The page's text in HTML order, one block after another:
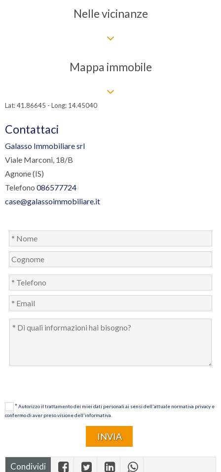
Nelle vicinanze
Mappa immobile
Lat: 41.86645 - Long: 14.45040
Contattaci
Galasso Immobiliare srl
Viale Marconi, 18/B
Agnone (IS)
Telefono 086577724
case@galassoimmobiliare.it
*Autorizzo il trattamento dei miei dati personali ai sensi dell'attuale normativa privacy e
confermo di aver preso visione dell'informativa.
Condividi